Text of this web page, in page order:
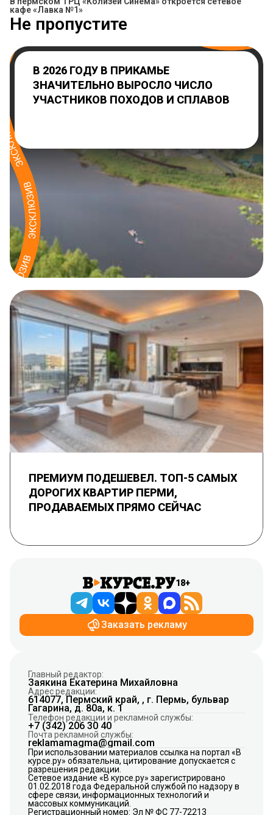
кафе «Лавка №1»
Не пропустите
В 2026 ГОДУ В ПРИКАМЬЕ
ЗНАЧИТЕЛЬНО ВЫРОСЛО ЧИСЛО
УЧАСТНИКОВ ПОХОДОВ И СПЛАВОВ
ПРЕМИУМ ПОДЕШЕВЕЛ. ТОП-5 САМЫХ
ДОРОГИХ КВАРТИР ПЕРМИ,
ПРОДАВАЕМЫХ ПРЯМО СЕЙЧАС
18+
Заказать рекламу
Главный редактор:
Заякина Екатерина Михайловна
Адрес редакции:
614077, Пермский край, , г. Пермь, бульвар
Гагарина, д. 80а, к. 1
Телефон редакции и рекламной службы:
+7 (342) 206 30 40
Почта рекламной службы:
reklamamagma@gmail.com
При использовании материалов ссылка на портал «В
курсе.ру» обязательна, цитирование допускается с
разрешения редакции.
Сетевое издание «В курсе.ру» зарегистрировано
01.02.2018 года Федеральной службой по надзору в
сфере связи, информационных технологий и
массовых коммуникаций.
Регистрационный номер: Эл № ФС 77-72213